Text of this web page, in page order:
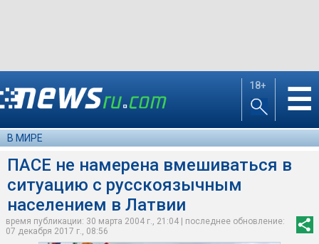
18+ ☰
В МИРЕ
ПАСЕ не намерена вмешиваться в
ситуацию с русскоязычным
населением в Латвии
время публикации: 30 марта 2004 г., 21:04 | последнее обновление:
07 декабря 2017 г., 08:56